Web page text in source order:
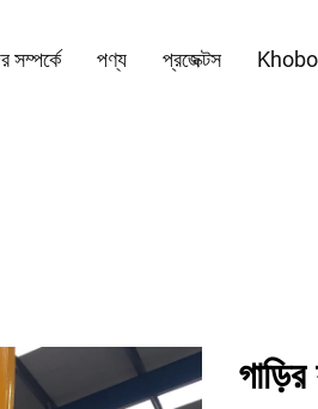
সম্পর্কে পণ্য প্রজেক্টস